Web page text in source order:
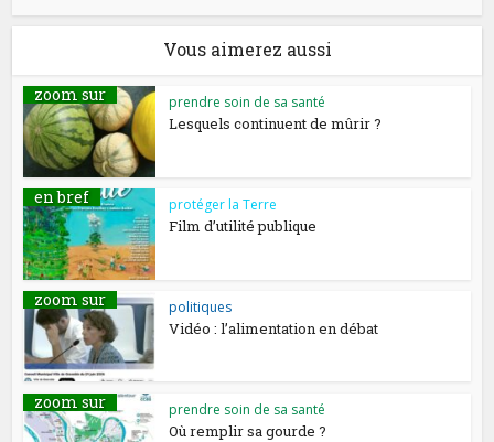
Vous aimerez aussi
zoom sur prendre soin de sa santé
Lesquels continuent de mûrir ?
en bref protéger la Terre
Film d’utilité publique
zoom sur politiques
Vidéo : l’alimentation en débat
zoom sur prendre soin de sa santé
Où remplir sa gourde ?